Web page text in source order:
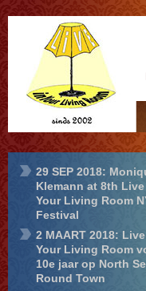
Live in Your
Living Room
29 SEP 2018:
Klemann at 8th
Your Living Room
Festival
2 MAART 2018:
Your Living Room
10e jaar op North
Round Town